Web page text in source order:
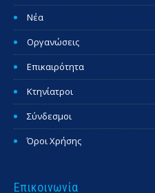
Νέα
Οργανώσεις
Επικαιρότητα
Κτηνίατροι
Σύνδεσμοι
Όροι Χρήσης
Επικοινωνία